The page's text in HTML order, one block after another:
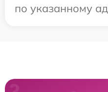
по указанному